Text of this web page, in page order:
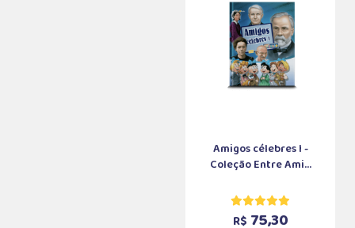
Amigos célebres I -
Coleção Entre Ami...
R$ 75,30